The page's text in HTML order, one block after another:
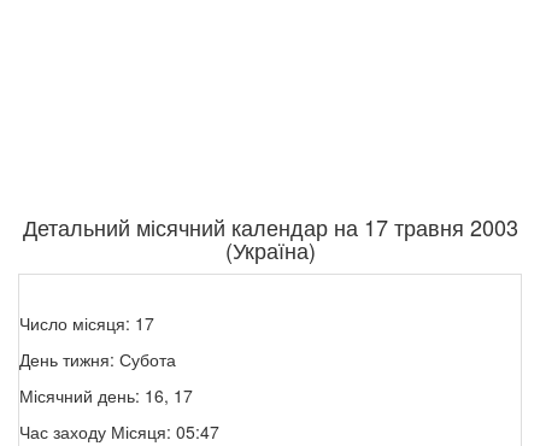
Детальний місячний календар на 17 травня 2003
(Україна)
Число місяця: 17
День тижня: Субота
Місячний день: 16, 17
Час заходу Місяця: 05:47